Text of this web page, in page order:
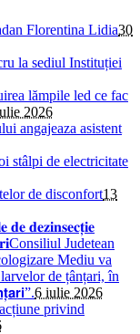
Florentina Lidia30
la sediul Instituției
lămpile led ce fac
2026
angajeaza asistent
stâlpi de electricitate
de disconfort13
𝐝𝐞 𝐝𝐞𝐳𝐢𝐧𝐬𝐞𝐜𝐭̦𝐢𝐞
Judetean
Mediu va
de țânțari, în
6 iulie 2026
privind